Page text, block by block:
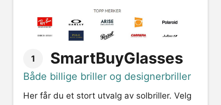
1 SmartBuyGlasses
Både billige briller og designerbriller
Her får du et stort utvalg av solbriller. Velg